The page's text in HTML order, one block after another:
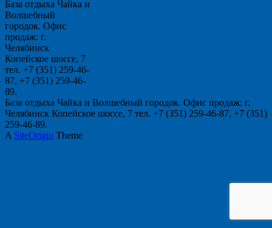
База отдыха Чайка и
Волшебный
городок. Офис
продаж: г.
Челябинск
Копейское шоссе, 7
тел. +7 (351) 259-46-
87, +7 (351) 259-46-
89.
База отдыха Чайка и Волшебный городок. Офис продаж: г.
Челябинск Копейское шоссе, 7 тел. +7 (351) 259-46-87, +7 (351)
259-46-89.
A SiteOrigin Theme